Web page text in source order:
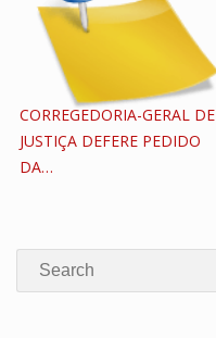
CORREGEDORIA-GERAL DE
JUSTIÇA DEFERE PEDIDO
DA…
Search